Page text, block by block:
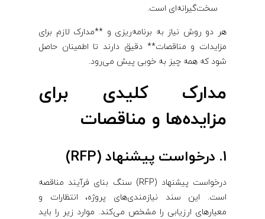
سخت‌گیرانه‌ای است.
هر دو روش نیاز به برنامه‌ریزی و **مدارک لازم برای
مزایدات و مناقصات** دقیق دارند تا اطمینان حاصل
شود که همه چیز به خوبی پیش می‌رود.
مدارک کلیدی برای
مزایده‌ها و مناقصات
1. درخواست پیشنهاد (RFP)
درخواست پیشنهاد (RFP) سنگ بنای فرآیند مناقصه
است. این سند نیازمندی‌های پروژه، انتظارات و
معیارهای ارزیابی را مشخص می‌کند. موارد زیر را باید